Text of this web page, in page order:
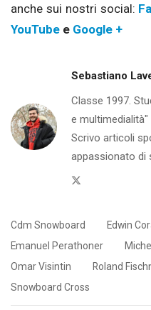
anche sui nostri social:
YouTube e Google +
Sebastiano
Classe 1997.
e multimedialità"
Scrivo articoli
appassionato di
Cdm Snowboard
Edwin
Emanuel Perathoner
Omar Visintin
Roland
Snowboard Cross